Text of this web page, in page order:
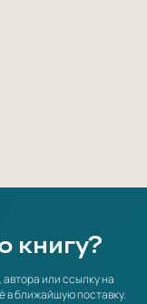
книгу?
или ссылку на
в ближайшую поставку.